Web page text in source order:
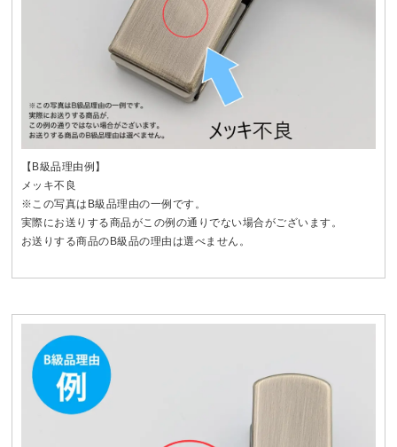
【B級品理由例】
メッキ不良
※この写真はB級品理由の一例です。
実際にお送りする商品がこの例の通りでない場合がございます。
お送りする商品のB級品の理由は選べません。